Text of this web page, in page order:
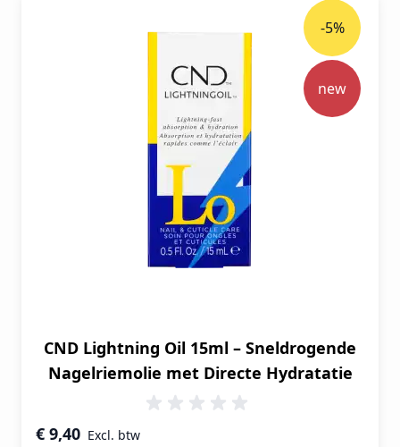
CND Lightning Oil 15ml – Sneldrogende
Nagelriemolie met Directe Hydratatie
Speciale prijs
€ 9,40
-5%
new